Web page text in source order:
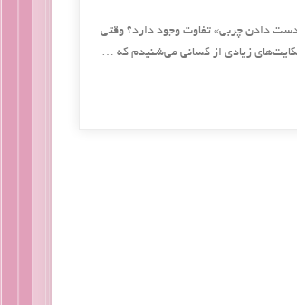
دست دادن چربی» تفاوت وجود دارد؟ وقتی